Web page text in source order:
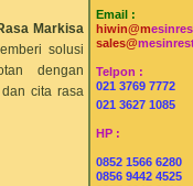
Markisa
solusi
dengan
cita rasa
Email :
hiwin@m
sales@
Telpon :
021 3769 7772
021 3627 1085
HP :
0852 1566 6280
0856 9442 4525